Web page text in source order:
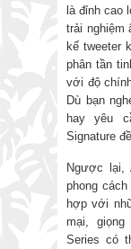
là đỉnh cao
trải nghiệm
kế tweeter
phân tần
với độ
Dù bạn
hay yêu
Signature
Ngược lại,
phong
hợp với
mại,
Series có